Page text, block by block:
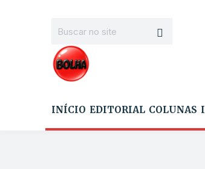
INÍCIO EDITORIAL COLUNAS